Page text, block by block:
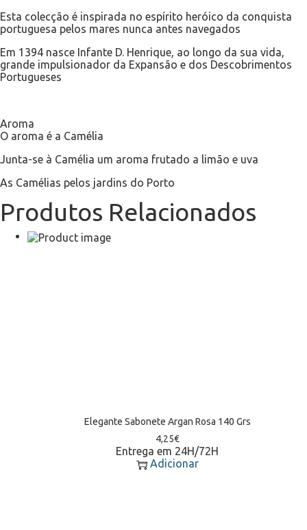
Esta colecção é inspirada no espírito heróico da conquista
portuguesa pelos mares nunca antes navegados
Em 1394 nasce Infante D. Henrique, ao longo da sua vida,
grande impulsionador da Expansão e dos Descobrimentos
Portugueses
Aroma
O aroma é a Camélia
Junta-se à Camélia um aroma frutado a limão e uva
As Camélias pelos jardins do Porto
Produtos Relacionados
Elegante Sabonete Argan Rosa 140 Grs
4,25€
Entrega em 24H/72H
Adicionar